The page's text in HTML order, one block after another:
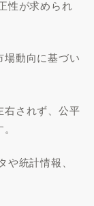
性が求められ
場動向に基づい
右されず、公平
統計情報、